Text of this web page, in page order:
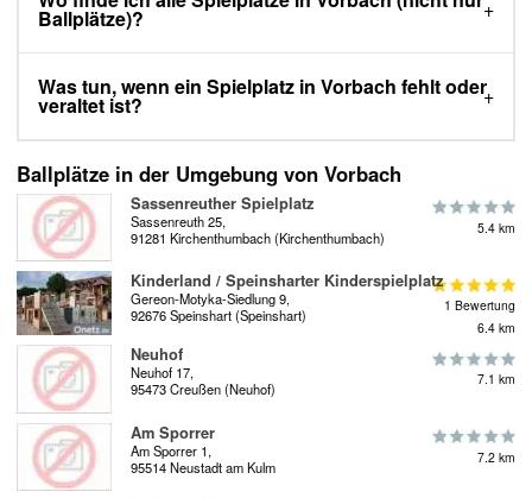
Ballplätze)?
Was tun, wenn ein Spielplatz in Vorbach fehlt oder
veraltet ist?
Ballplätze in der Umgebung von Vorbach
Sassenreuther Spielplatz
Sassenreuth 25,
91281 Kirchenthumbach (Kirchenthumbach)
5.4 km
Kinderland / Speinsharter Kinderspielplatz
Gereon-Motyka-Siedlung 9,
92676 Speinshart (Speinshart)
1 Bewertung
6.4 km
Neuhof
Neuhof 17,
95473 Creußen (Neuhof)
7.1 km
Am Sporrer
Am Sporrer 1,
95514 Neustadt am Kulm
7.2 km